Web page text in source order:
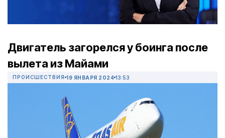
Двигатель загорелся у боинга после
вылета из Майами
ПРОИСШЕСТВИЯ 19 ЯНВАРЯ 2024 13:53